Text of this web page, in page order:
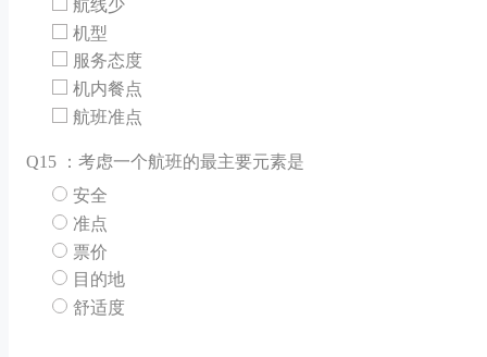
航线少
机型
服务态度
机内餐点
航班准点
Q15 ：考虑一个航班的最主要元素是
安全
准点
票价
目的地
舒适度